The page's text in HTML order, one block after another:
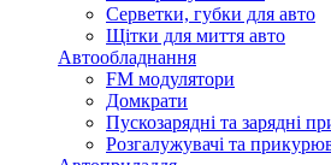
Серветки, губки для авто
Щітки для миття авто
Автообладнання
FM модулятори
Домкрати
Пускозарядні та зарядні
Розгалужувачі та